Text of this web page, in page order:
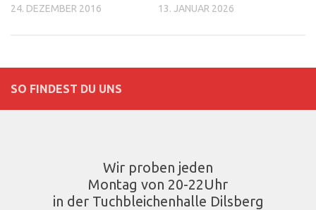
24. DEZEMBER 2016 13. JANUAR 2026
SO FINDEST DU UNS
Wir proben jeden
Montag von 20-22Uhr
in der Tuchbleichenhalle Dilsberg